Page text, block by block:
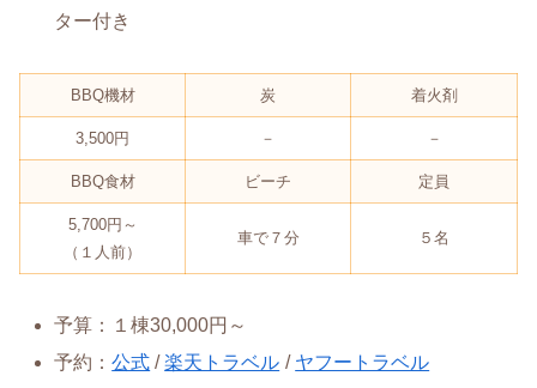
ター付き
BBQ機材 炭 着火剤
3,500円 － －
BBQ食材 ビーチ 定員
5,700円～
（１人前）
車で７分 ５名
予算：１棟30,000円～
予約：公式 /楽天トラベル / ヤフートラベル